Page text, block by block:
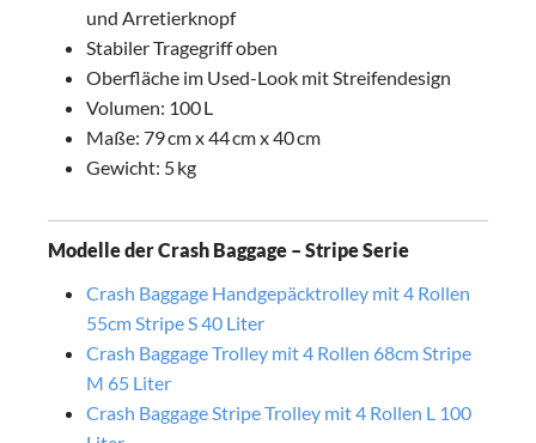
und Arretierknopf
Stabiler Tragegriff oben
Oberfläche im Used-Look mit Streifendesign
Volumen: 100 L
Maße: 79 cm x 44 cm x 40 cm
Gewicht: 5 kg
Modelle der Crash Baggage – Stripe Serie
Crash Baggage Handgepäcktrolley mit 4 Rollen
55cm Stripe S 40 Liter
Crash Baggage Trolley mit 4 Rollen 68cm Stripe
M 65 Liter
Crash Baggage Stripe Trolley mit 4 Rollen L 100